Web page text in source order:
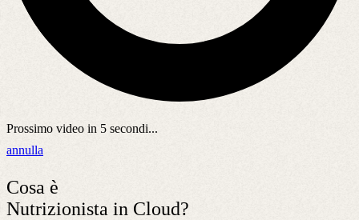
Prossimo video in 5 secondi...
annulla
Cosa è
Nutrizionista in Cloud?